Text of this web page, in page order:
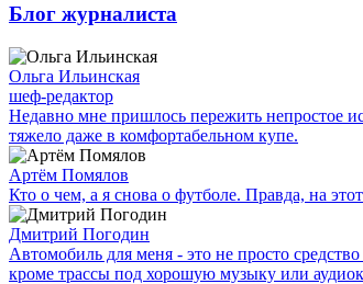
Блог журналиста
Ольга Ильинская
шеф-редактор
Недавно мне пришлось пережить непростое
тяжело даже в комфортабельном купе.
Артём Помялов
Кто о чем, а я снова о футболе. Правда, на
Дмитрий Погодин
Автомобиль для меня - это не просто
кроме трассы под хорошую музыку или